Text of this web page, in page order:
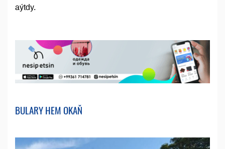
aýtdy.
BULARY HEM OKAŇ